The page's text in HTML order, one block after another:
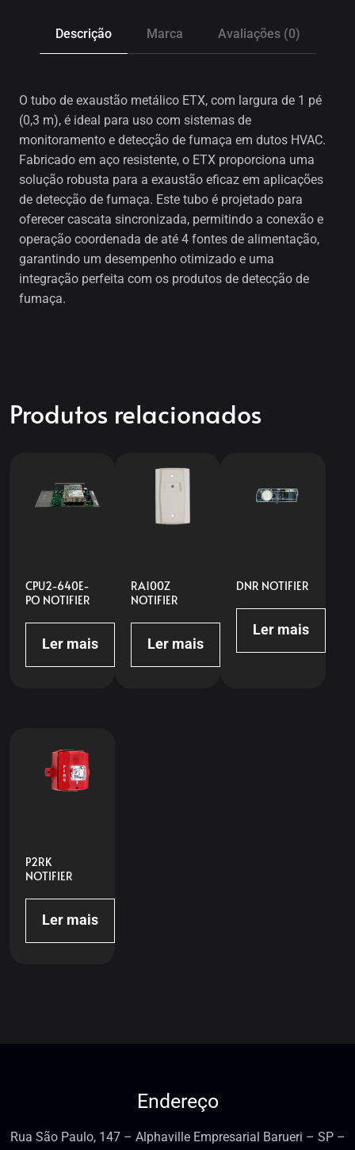
Descrição Marca Avaliações (0)
O tubo de exaustão metálico ETX, com largura de 1 pé
(0,3 m), é ideal para uso com sistemas de
monitoramento e detecção de fumaça em dutos HVAC.
Fabricado em aço resistente, o ETX proporciona uma
solução robusta para a exaustão eficaz em aplicações
de detecção de fumaça. Este tubo é projetado para
oferecer cascata sincronizada, permitindo a conexão e
operação coordenada de até 4 fontes de alimentação,
garantindo um desempenho otimizado e uma
integração perfeita com os produtos de detecção de
fumaça.
Produtos relacionados
CPU2-640E-
PO NOTIFIER
Ler mais
RA100Z
NOTIFIER
Ler mais
DNR NOTIFIER
Ler mais
P2RK
NOTIFIER
Ler mais
Endereço
Rua São Paulo, 147 – Alphaville Empresarial Barueri – SP –